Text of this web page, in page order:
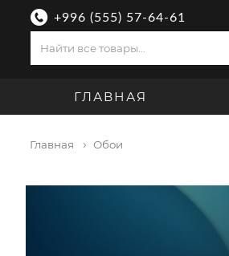
+996 (555) 57-64-61
ГЛАВНАЯ
Главная Обои